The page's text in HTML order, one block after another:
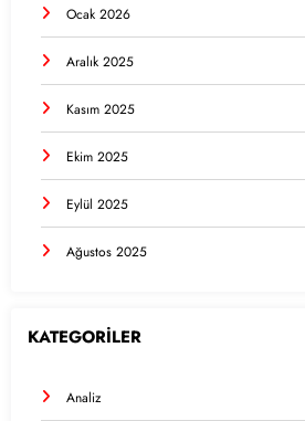
Ocak 2026
Aralık 2025
Kasım 2025
Ekim 2025
Eylül 2025
Ağustos 2025
KATEGORİLER
Analiz